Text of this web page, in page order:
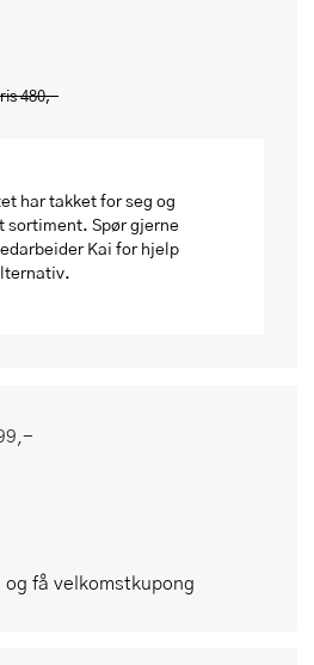
480,-
har takket for seg og
sortiment. Spør gjerne
Kai for hjelp
få velkomstkupong